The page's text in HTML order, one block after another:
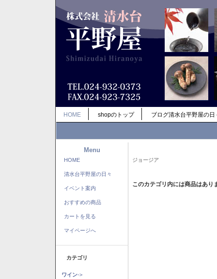
HOME shopのトップ ブログ清水台平野屋の日
Menu
HOME
清水台平野屋の日々
イベント案内
おすすめの商品
カートを見る
マイページへ
カテゴリ
ワイン->
ジョージア
このカテゴリ内には商品はあり